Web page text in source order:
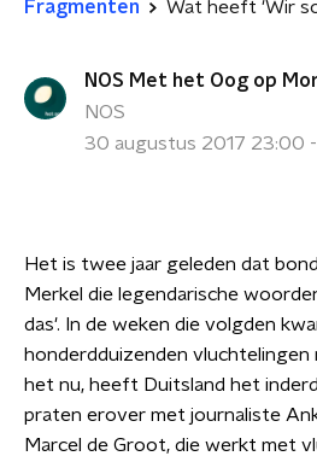
Fragmenten
NOS Met het Oog op
NOS
30 augustus 2017 23:00
Het is twee jaar geleden dat
Merkel die legendarische
das'. In de weken die volgden
honderdduizenden vluchtelingen
het nu, heeft Duitsland het
praten erover met journaliste
Marcel de Groot, die werkt met